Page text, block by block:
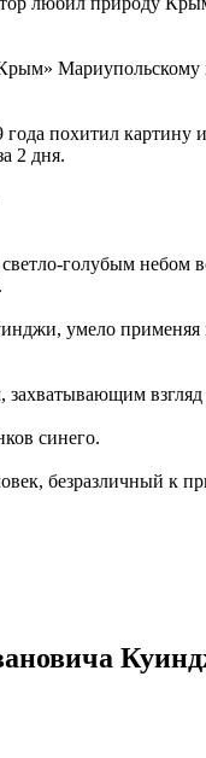
похитил картину
2 дня.
голубым небом
умело применяя
захватывающим
синего.
безразличный к